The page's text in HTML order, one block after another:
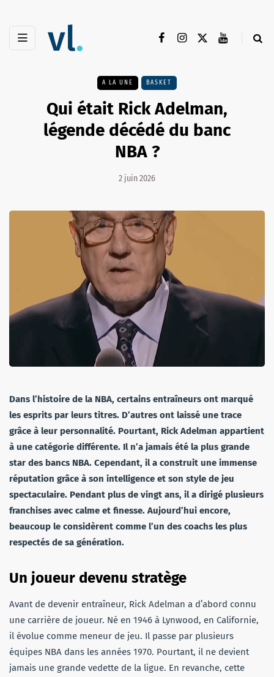
A LA UNE BASKET
Qui était Rick Adelman,
légende décédé du banc
NBA ?
2 juin 2026
Dans l’histoire de la NBA, certains entraîneurs ont marqué
les esprits par leurs titres. D’autres ont laissé une trace
grâce à leur personnalité. Pourtant, Rick Adelman appartient
à une catégorie différente. Il n’a jamais été la plus grande
star des bancs NBA. Cependant, il a construit une immense
réputation grâce à son intelligence et son style de jeu
spectaculaire. Pendant plus de vingt ans, il a dirigé plusieurs
franchises avec calme et finesse. Aujourd’hui encore,
beaucoup le considèrent comme l’un des coachs les plus
respectés de sa génération.
Un joueur devenu stratège
Avant de devenir entraîneur, Rick Adelman a d’abord connu
une carrière de joueur. Né en 1946 à Lynwood, en Californie,
il évolue comme meneur de jeu. Il passe par plusieurs
équipes NBA dans les années 1970. Pourtant, il ne devient
jamais une grande vedette de la ligue. En revanche, cette